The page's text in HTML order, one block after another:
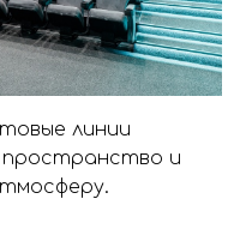
линии
и